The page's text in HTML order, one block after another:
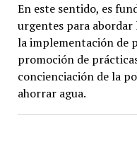
En este sentido, es
urgentes para abordar
la implementación de
promoción de
concienciación de la
ahorrar agua.